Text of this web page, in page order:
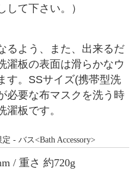
して下さい。）
るよう、また、出来るだ
濯板の表面は滑らかなウ
す。SSサイズ(携帯型洗
必要な布マスクを洗う時
濯板です。
- バス<Bath Accessory>
/ 重さ 約720g